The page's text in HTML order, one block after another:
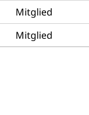
Mitglied
Mitglied